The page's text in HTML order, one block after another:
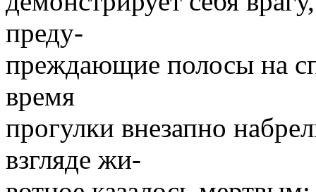
преду-
преждающие полосы на
время
прогулки внезапно
взгляде жи-